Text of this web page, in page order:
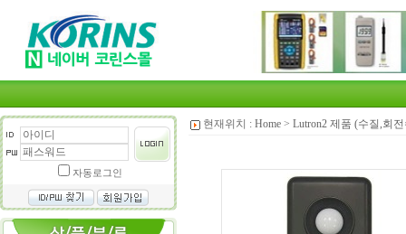
자동로그인
현재위치 : Home > Lutron2 제품 (수질,회